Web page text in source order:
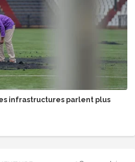
infrastructures parlent plus